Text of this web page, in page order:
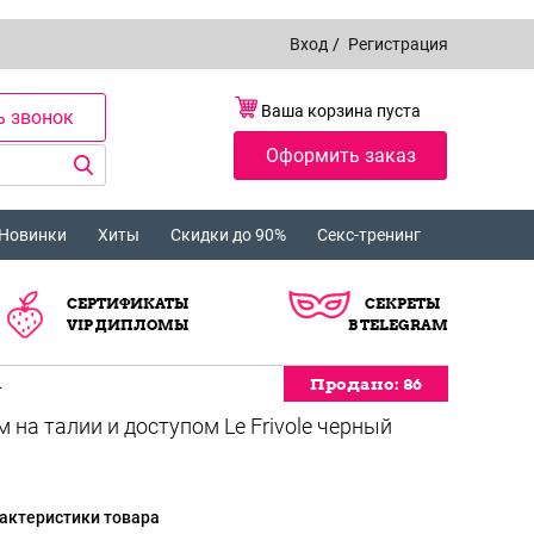
Вход / Регистрация
звонок Ваша корзина пуста
Оформить заказ
Хиты Скидки до 90% Секс-тренинг
СЕРТИФИКАТЫ
VIP ДИПЛОМЫ
СЕКРЕТЫ
В TELEGRAM
Продано: 86
Продано: 86
товара